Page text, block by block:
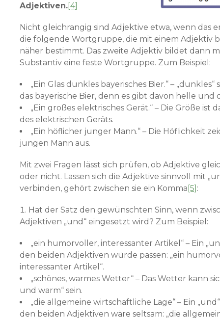
Adjektiven.[4]
Nicht gleichrangig sind Adjektive etwa, wenn das
die folgende Wortgruppe, die mit einem Adjektiv
näher bestimmt. Das zweite Adjektiv bildet dann
Substantiv eine feste Wortgruppe. Zum Beispiel:
„Ein Glas dunkles bayerisches Bier.“ – „dunkles“
das bayerische Bier, denn es gibt davon helle und
„Ein großes elektrisches Gerät.“ – Die Größe ist
des elektrischen Geräts.
„Ein höflicher junger Mann.“ – Die Höflichkeit
jungen Mann aus.
Mit zwei Fragen lässt sich prüfen, ob Adjektive
oder nicht. Lassen sich die Adjektive sinnvoll mit
verbinden, gehört zwischen sie ein Komma [5] :
Hat der Satz den gewünschten Sinn, wenn
Adjektiven „und“ eingesetzt wird? Zum Beispiel:
„ein humorvoller, interessanter Artikel“ – Ein
den beiden Adjektiven würde passen: „ein
interessanter Artikel“.
„schönes, warmes Wetter“ – Das Wetter kann
und warm“ sein.
„die allgemeine wirtschaftliche Lage“ – Ein
den beiden Adjektiven wäre seltsam: „die